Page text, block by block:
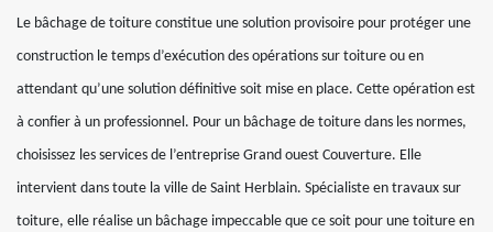
Le bâchage de toiture constitue une solution provisoire pour protéger une
construction le temps d’exécution des opérations sur toiture ou en
attendant qu’une solution définitive soit mise en place. Cette opération est
à confier à un professionnel. Pour un bâchage de toiture dans les normes,
choisissez les services de l’entreprise Grand ouest Couverture. Elle
intervient dans toute la ville de Saint Herblain. Spécialiste en travaux sur
toiture, elle réalise un bâchage impeccable que ce soit pour une toiture en